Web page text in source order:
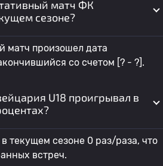
матч ФК
сезоне?
матч произошел дата
со счетом [? - ?].
U18 проигрывал в
текущем сезоне 0 раз/раза, что
встреч.